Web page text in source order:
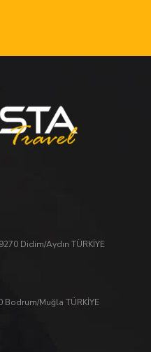
Didim/Aydın TÜRKİYE
Bodrum/Muğla TÜRKİYE